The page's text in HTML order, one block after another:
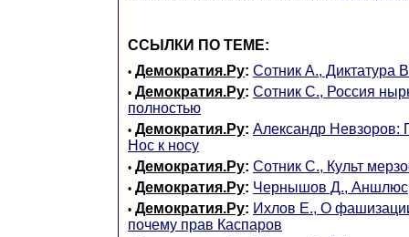
ССЫЛКИ ПО ТЕМЕ:
• Демократия.Ру: Сотник А., Диктатура
• Демократия.Ру: Сотник С., Россия
полностью
• Демократия.Ру: Александр Невзоров:
Нос к носу
• Демократия.Ру: Сотник С., Культ
• Демократия.Ру: Чернышов Д., Аншлюс
• Демократия.Ру: Ихлов Е., О
почему прав Каспаров